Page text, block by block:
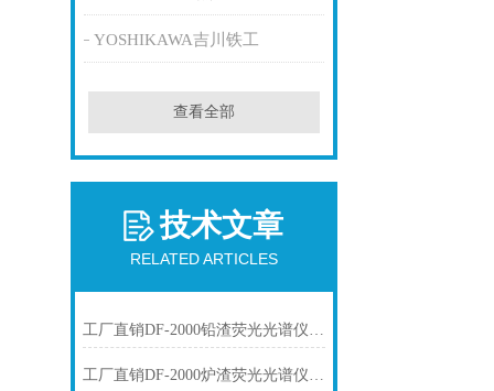
YOSHIKAWA吉川铁工
查看全部
技术文章
RELATED ARTICLES
工厂直销DF-2000铅渣荧光光谱仪技术参数
工厂直销DF-2000炉渣荧光光谱仪技术参数